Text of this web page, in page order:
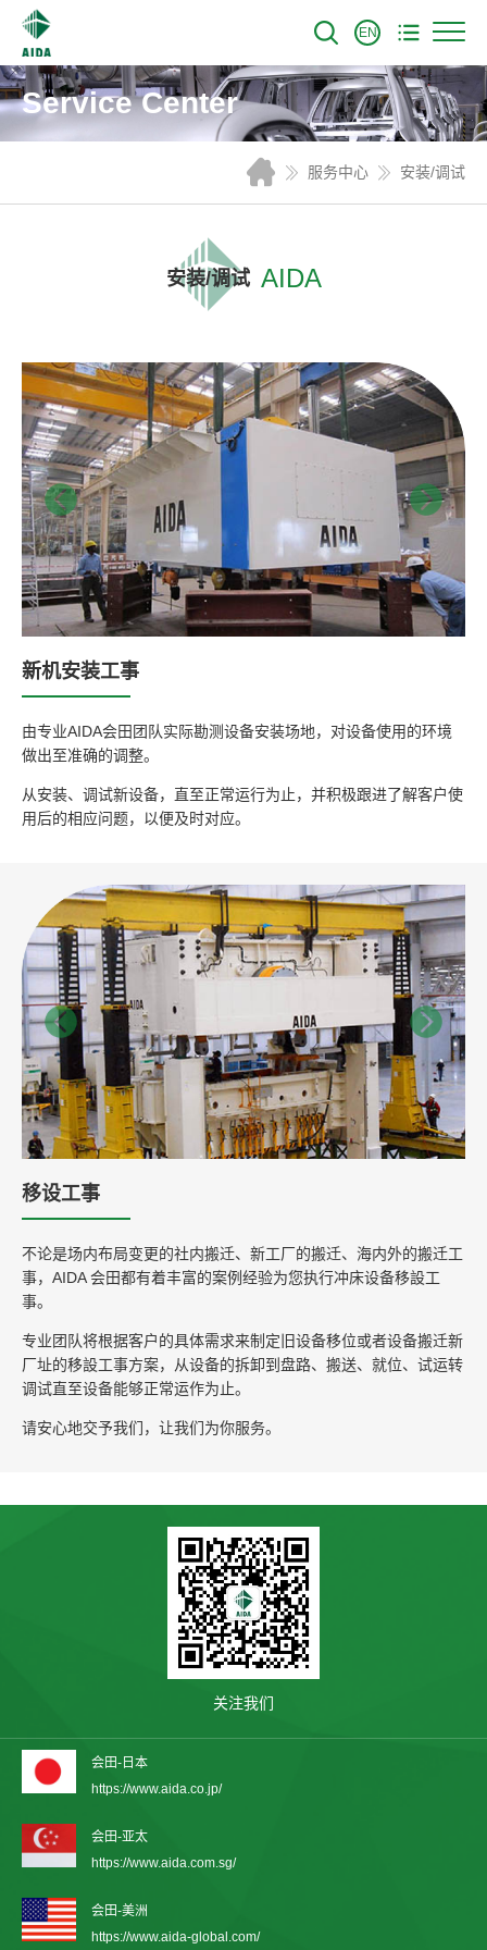
EN
Service Center
服务中心 安装/调试
安装/调试 AIDA
新机安装工事
由专业AIDA会田团队实际勘测设备安装场地，对设备使用的环境
做出至准确的调整。
从安装、调试新设备，直至正常运行为止，并积极跟进了解客户使
用后的相应问题，以便及时对应。
移设工事
不论是场内布局变更的社内搬迁、新工厂的搬迁、海内外的搬迁工
事，AIDA 会田都有着丰富的案例经验为您执行冲床设备移設工
事。
专业团队将根据客户的具体需求来制定旧设备移位或者设备搬迁新
厂址的移設工事方案，从设备的拆卸到盘路、搬送、就位、试运转
调试直至设备能够正常运作为止。
请安心地交予我们，让我们为你服务。
关注我们
会田-日本
https://www.aida.co.jp/
会田-亚太
https://www.aida.com.sg/
会田-美洲
https://www.aida-global.com/